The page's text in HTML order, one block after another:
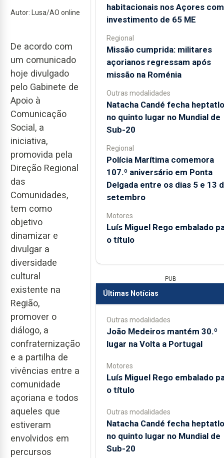
Autor: Lusa/AO online
De acordo com
um comunicado
hoje divulgado
pelo Gabinete de
Apoio à
Comunicação
Social, a
iniciativa,
promovida pela
Direção Regional
das
Comunidades,
tem como
objetivo
dinamizar e
divulgar a
diversidade
cultural
existente na
Região,
promover o
diálogo, a
confraternização
e a partilha de
vivências entre a
comunidade
açoriana e todos
aqueles que
estiveram
envolvidos em
percursos
habitacionais nos Açores com
investimento de 65 ME
Regional
Missão cumprida: militares
açorianos regressam após
missão na Roménia
Outras modalidades
Natacha Candé fecha heptatlo
no quinto lugar no Mundial de
Sub-20
Regional
Polícia Marítima comemora
107.º aniversário em Ponta
Delgada entre os dias 5 e 13
setembro
Motores
Luís Miguel Rego embalado
o título
PUB
Últimas Notícias
Outras modalidades
João Medeiros mantém 30.º
lugar na Volta a Portugal
Motores
Luís Miguel Rego embalado
o título
Outras modalidades
Natacha Candé fecha heptatlo
no quinto lugar no Mundial de
Sub-20